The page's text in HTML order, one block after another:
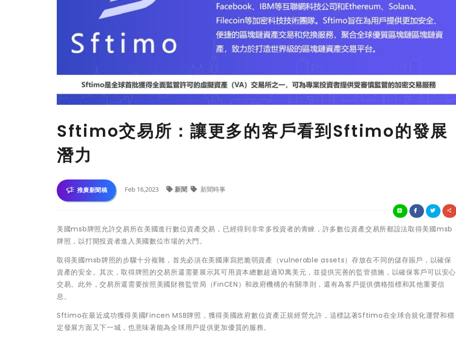
Sftimo交易所：讓更多的客戶看到Sftimo的發展
潛力
推廣新聞稿 Feb 16,2023 新聞 新聞時事
美國msb牌照允許交易所在美國進行數位資產交易，已經得到非常多投資者的青睞，許多數位資產交易所都設法取得美國msb
牌照，以打開投資者進入美國數位市場的大門。
取得美國msb牌照的步驟十分複雜，首先必須在美國庫寫把脆弱資產（vulnerable assets）存放在不同的儲存賬戶，以確保
資產的安全。其次，取得牌照的交易所還需要展示其可用資本總數超過10萬美元，並提供完善的監管措施，以確保客戶可以安心
交易。此外，交易所還需要按照美國財務監管局（FinCEN）和政府機構的有關準則，還有為客戶提供價格指標和其他重要信
息。
Sftimo在最近成功獲得美國Fincen MSB牌照，獲得美國政府數位資產正規經營允許，這標誌著Sftimo在全球合規化運營和穩
定發展方面又下一城，也意味著能為全球用戶提供更加優質的服務。